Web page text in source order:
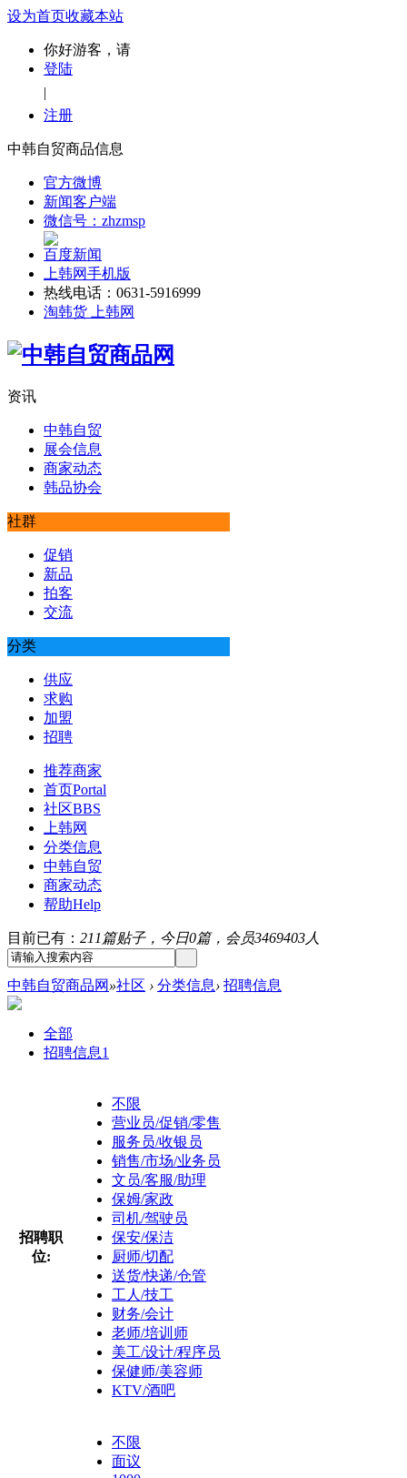
设为首页收藏本站
你好游客，请
登陆
|
注册
中韩自贸商品信息
官方微博
新闻客户端
微信号：zhzmsp
百度新闻
上韩网手机版
热线电话：0631-5916999
淘韩货 上韩网
资讯
中韩自贸
展会信息
商家动态
韩品协会
社群
促销
新品
拍客
交流
分类
供应
求购
加盟
招聘
推荐商家
首页Portal
社区BBS
上韩网
分类信息
中韩自贸
商家动态
帮助Help
目前已有： 211篇贴子，今日0篇，会员3469403人
中韩自贸商品网 »社区 › 分类信息› 招聘信息
全部
招聘信息1
招聘职
位:
不限
营业员/促销/零售
服务员/收银员
销售/市场/业务员
文员/客服/助理
保姆/家政
司机/驾驶员
保安/保洁
厨师/切配
送货/快递/仓管
工人/技工
财务/会计
老师/培训师
美工/设计/程序员
保健师/美容师
KTV/酒吧
不限
面议